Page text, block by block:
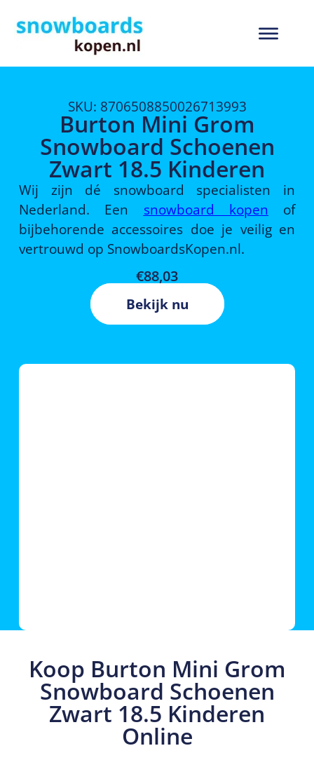
SKU: 8706508850026713993
Burton Mini Grom
Snowboard Schoenen
Zwart 18.5 Kinderen
Wij zijn dé snowboard specialisten in
Nederland. Een snowboard kopen of
bijbehorende accessoires doe je veilig en
vertrouwd op SnowboardsKopen.nl.
€88,03
Bekijk nu
Koop Burton Mini Grom
Snowboard Schoenen
Zwart 18.5 Kinderen
Online